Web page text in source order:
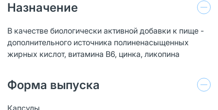
Назначение
В качестве биологически активной добавки к пище -
дополнительного источника полиненасыщенных
жирных кислот, витамина В6, цинка, ликопина
Форма выпуска
Капсулы